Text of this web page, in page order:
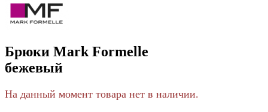
Брюки Mark Formelle
бежевый
На данный момент товара нет в наличии.